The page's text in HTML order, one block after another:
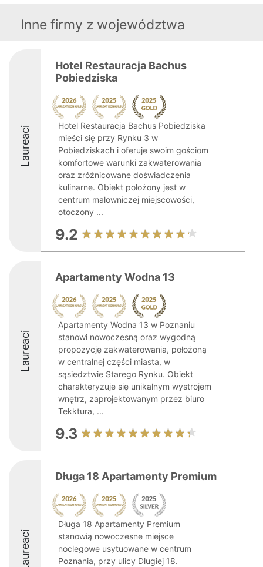
Inne firmy z województwa
Laureaci
Hotel Restauracja Bachus
Pobiedziska
Hotel Restauracja Bachus Pobiedziska
mieści się przy Rynku 3 w
Pobiedziskach i oferuje swoim gościom
komfortowe warunki zakwaterowania
oraz zróżnicowane doświadczenia
kulinarne. Obiekt położony jest w
centrum malowniczej miejscowości,
otoczony ...
9.2
Laureaci
Apartamenty Wodna 13
Apartamenty Wodna 13 w Poznaniu
stanowi nowoczesną oraz wygodną
propozycję zakwaterowania, położoną
w centralnej części miasta, w
sąsiedztwie Starego Rynku. Obiekt
charakteryzuje się unikalnym wystrojem
wnętrz, zaprojektowanym przez biuro
Tekktura, ...
9.3
Laureaci
Długa 18 Apartamenty Premium
Długa 18 Apartamenty Premium
stanowią nowoczesne miejsce
noclegowe usytuowane w centrum
Poznania, przy ulicy Długiej 18.